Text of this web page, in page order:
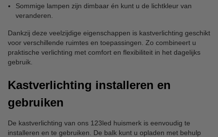
Sommige lampen zijn dimbaar én kunt u de lichtkleur van
veranderen.
Dankzij deze veelzijdige eigenschappen is kastverlichting geschikt
voor verschillende ruimtes en toepassingen. Zo combineert u
praktische verlichting met comfort en flexibiliteit in het dagelijks
gebruik.
Kastverlichting installeren en
gebruiken
De kastverlichting van ons 123led huismerk is eenvoudig te
installeren en te gebruiken. De balk kunt u opladen met behulp